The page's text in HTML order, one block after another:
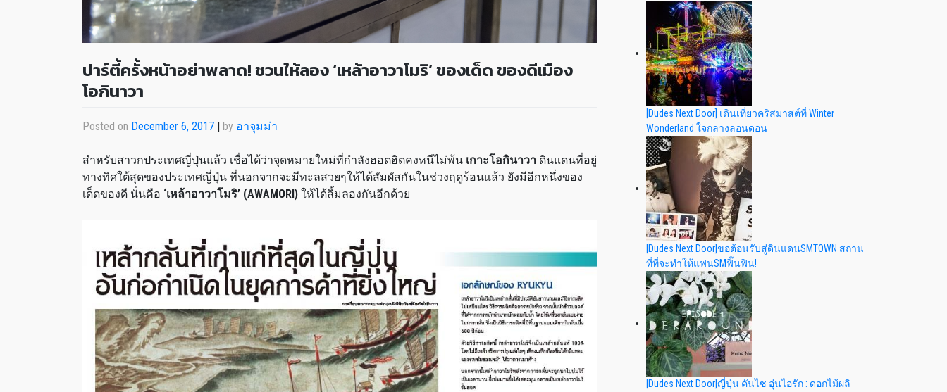
ปาร์ตี้ครั้งหน้าอย่าพลาด! ชวนให้ลอง ‘เหล้าอาวาโมริ’ ของเด็ด ของดีเมือง
โอกินาวา
Posted on December 6, 2017 | by อาจุมม่า
สำหรับสาวกประเทศญี่ปุ่นแล้ว เชื่อได้ว่าจุดหมายใหม่ที่กำลังฮอตฮิตคงหนีไม่พ้น เกาะโอกินาวา ดินแดนที่อยู่
ทางทิศใต้สุดของประเทศญี่ปุ่น ที่นอกจากจะมีทะลสวยๆให้ได้สัมผัสกันในช่วงฤดูร้อนแล้ว ยังมีอีกหนึ่งของ
เด็ดของดี นั่นคือ ‘เหล้าอาวาโมริ’ (AWAMORI) ให้ได้ลิ้มลองกันอีกด้วย
[Dudes Next Door] เดินเที่ยวคริสมาสต์ที่ Winter
Wonderland ใจกลางลอนดอน
[Dudes Next Door]ขอต้อนรับสู่ดินแดนSMTOWN สถาน
ที่ที่จะทำให้แฟนSMฟิ๊นฟิน!
[Dudes Next Door]ญี่ปุ่น คันไซ อุ่นไอรัก : ดอกไม้ผลิ